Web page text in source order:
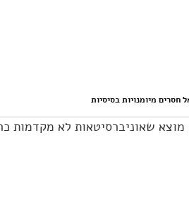
מיומנויות בסיסיות
שאוניברסיטאות לא מקדמות